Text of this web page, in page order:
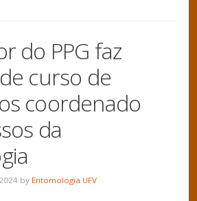
do PPG faz
curso de
coordenado
da
by Entomologia UFV